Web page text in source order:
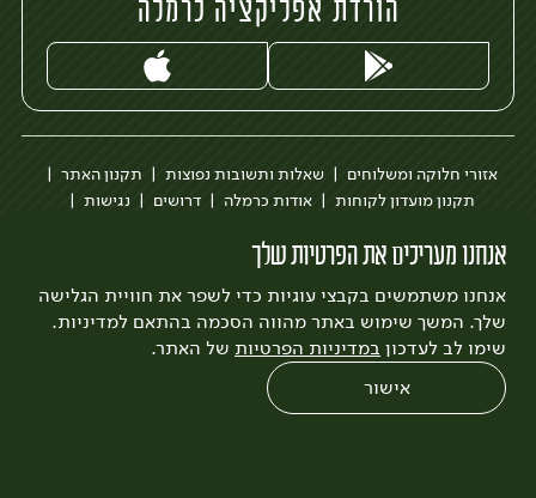
אנחנו מעריכים את הפרטיות שלך
אנחנו משתמשים בקבצי עוגיות כדי לשפר את חוויית הגלישה
שלך. המשך שימוש באתר מהווה הסכמה בהתאם למדיניות.
שימו לב לעדכון במדיניות הפרטיות של האתר.
אישור
הורדת אפליקציה כרמלה
אזורי חלוקה ומשלוחים שאלות ותשובות נפוצות
תקנון האתר
תקנון מועדון לקוחות
אודות כרמלה דרושים
נגישות
לצפייה בעדכון מדיניות פרטיות
עיצוב:3bears פיתוח:Quatro